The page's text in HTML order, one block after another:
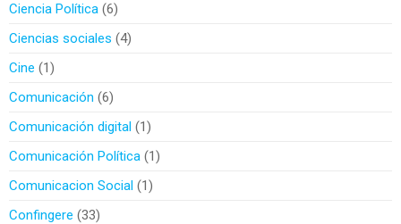
Ciencia Política 6
Ciencias sociales 4
Cine
1
Comunicación 6
Comunicación digital 1
Comunicación Política 1
Comunicacion Social 1
Confingere 33